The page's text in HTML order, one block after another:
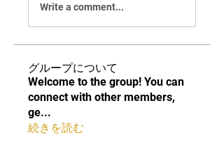
Write a comment...
グループについて
Welcome to the group! You can
connect with other members,
ge...
続きを読む